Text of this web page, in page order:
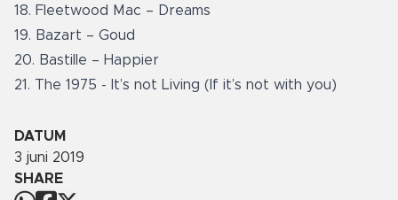
18. Fleetwood Mac – Dreams
19. Bazart – Goud
20. Bastille – Happier
21. The 1975 - It’s not Living (If it’s not with you)
DATUM
3 juni 2019
SHARE